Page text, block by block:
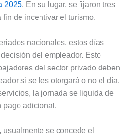
2025. En su lugar, se fijaron tres
de incentivar el turismo.
nacionales, estos días
del empleador. Esto
del sector privado deben
si se les otorgará o no el día.
la jornada se liquida de
pago adicional.
usualmente se concede el